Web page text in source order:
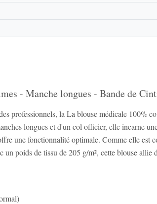
- Manche longues - Bande de
professionnels, la La blouse médicale
longues et d'un col officier, elle incarne
une fonctionnalité optimale. Comme elle est
un poids de tissu de 205 g/m², cette blouse